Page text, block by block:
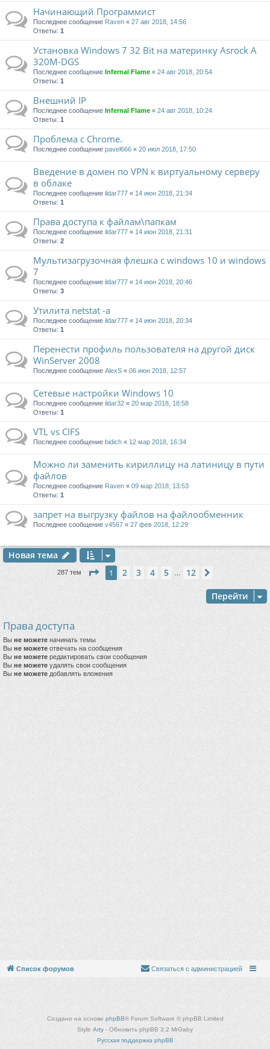
Начинающий Программист
Последнее сообщение Raven « 27 авг 2018, 14:56
Ответы: 1
Установка Windows 7 32 Bit на материнку Asrock A
320M-DGS
Последнее сообщение Infernal Flame « 24 авг 2018, 20:54
Ответы: 1
Внешний IP
Последнее сообщение Infernal Flame « 24 авг 2018, 10:24
Ответы: 1
Проблема с Chrome.
Последнее сообщение pavel666 « 20 июл 2018, 17:50
Введение в домен по VPN к виртуальному серверу
в облаке
Последнее сообщение ildar777 « 14 июн 2018, 21:34
Ответы: 1
Права доступа к файлам\папкам
Последнее сообщение ildar777 « 14 июн 2018, 21:31
Ответы: 2
Мультизагрузочная флешка с windows 10 и windows
7
Последнее сообщение ildar777 « 14 июн 2018, 20:46
Ответы: 3
Утилита netstat -a
Последнее сообщение ildar777 « 14 июн 2018, 20:34
Ответы: 1
Перенести профиль пользователя на другой диск
WinServer 2008
Последнее сообщение AlexS « 06 июн 2018, 12:57
Сетевые настройки Windows 10
Последнее сообщение ildar32 « 20 мар 2018, 18:58
Ответы: 1
VTL vs CIFS
Последнее сообщение bidich « 12 мар 2018, 16:34
Можно ли заменить кириллицу на латиницу в пути
файлов
Последнее сообщение Raven « 09 мар 2018, 13:53
Ответы: 1
запрет на выгрузку файлов на файлообменник
Последнее сообщение v4567 « 27 фев 2018, 12:29
Новая тема
287 тем Страница из 12
1 2 3 4 5 12
Перейти
Права доступа
Вы не можете начинать темы
Вы не можете отвечать на сообщения
Вы не можете редактировать свои сообщения
Вы не можете удалять свои сообщения
Вы не можете добавлять вложения
Список форумов Связаться с администрацией
Создано на основе phpBB® Forum Software © phpBB Limited
Style Arty - Обновить phpBB 3.2 MrGaby
Русская поддержка phpBB